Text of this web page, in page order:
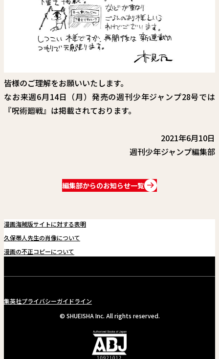
皆様のご理解をお願いいたします。
なお来週6月14日（月）発売の週刊少年ジャンプ28号では
『呪術廻戦』は掲載されております。
2021年6月10日
週刊少年ジャンプ編集部
編集部からのお知らせ一覧
漫画海賊版サイトに対する表明
久保帯人先生の肖像について
漫画の不正コピーについて
集英社プライバシーガイドライン
© SHUEISHA Inc. All rights reserved.